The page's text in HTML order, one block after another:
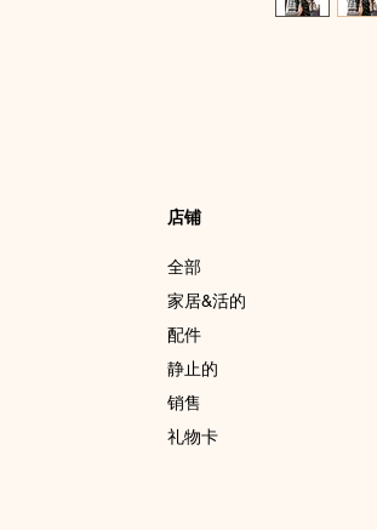
店铺
全部
家居&活的
配件
静止的
销售
礼物卡